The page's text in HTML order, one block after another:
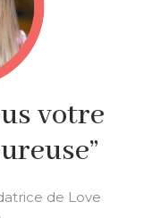
votre
de Love